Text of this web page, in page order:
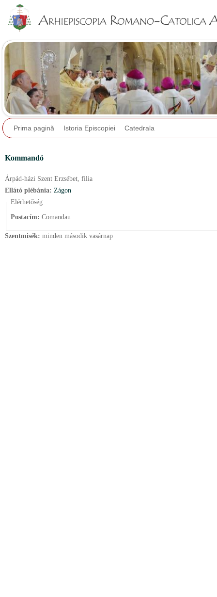
Prima pagină Istoria Episcopiei Catedrala
Kommandó
Árpád-házi Szent Erzsébet, filia
Ellátó plébánia: Zágon
Elérhetőség
Postacím: Comandau
Szentmisék: minden második vasárnap